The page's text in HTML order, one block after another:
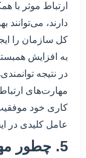
ارتباط موثر با
دارند، می‌توانند
کل سازمان را
به افزایش
در نتیجه
مهارت‌های
کاری خود
عامل کلیدی در
5. چطور